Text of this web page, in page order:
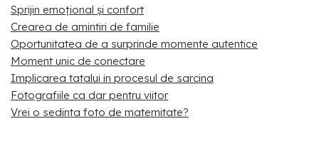
Sprijin emoțional și confort
Crearea de amintiri de familie
Oportunitatea de a surprinde momente autentice
Moment unic de conectare
Implicarea tatalui in procesul de sarcina
Fotografiile ca dar pentru viitor
Vrei o sedinta foto de maternitate?